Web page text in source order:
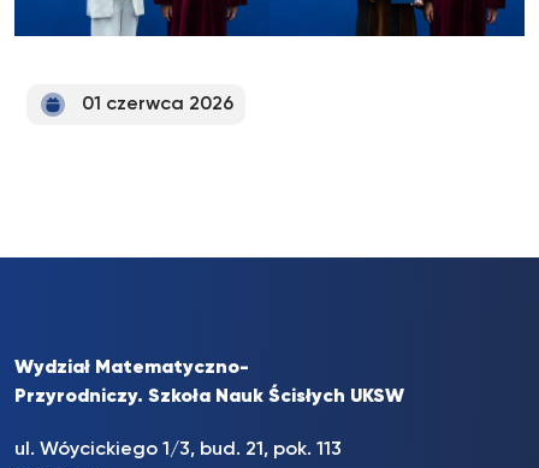
01 czerwca 2026
Wydział Matematyczno-
Przyrodniczy. Szkoła Nauk Ścisłych UKSW
ul. Wóycickiego 1/3, bud. 21, pok. 113